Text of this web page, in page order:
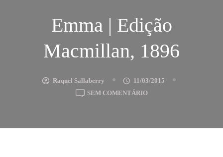
Emma | Edição
Macmillan, 1896
Raquel Sallaberry
11/03/2015
SEM COMENTÁRIOEM
EDIÇÃO